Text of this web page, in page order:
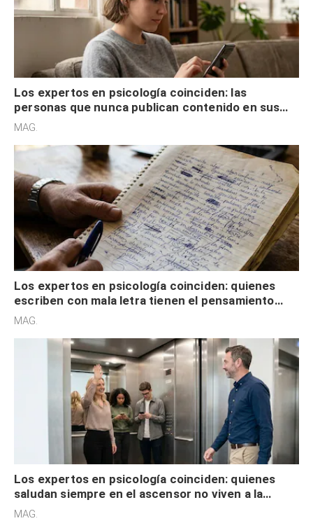
Los expertos en psicología coinciden: las
personas que nunca publican contenido en sus
redes sociales no pretenden buscar validación
MAG.
Los expertos en psicología coinciden: quienes
escriben con mala letra tienen el pensamiento
acelerado y no lo hacen por desinterés
MAG.
Los expertos en psicología coinciden: quienes
saludan siempre en el ascensor no viven a la
defensiva y tienen apertura social
MAG.